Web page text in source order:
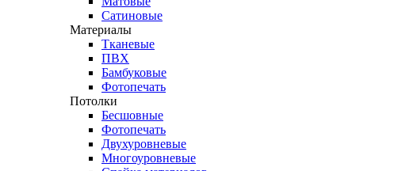
Сатиновые
Материалы
Тканевые
ПВХ
Бамбуковые
Фотопечать
Потолки
Бесшовные
Фотопечать
Двухуровневые
Многоуровневые